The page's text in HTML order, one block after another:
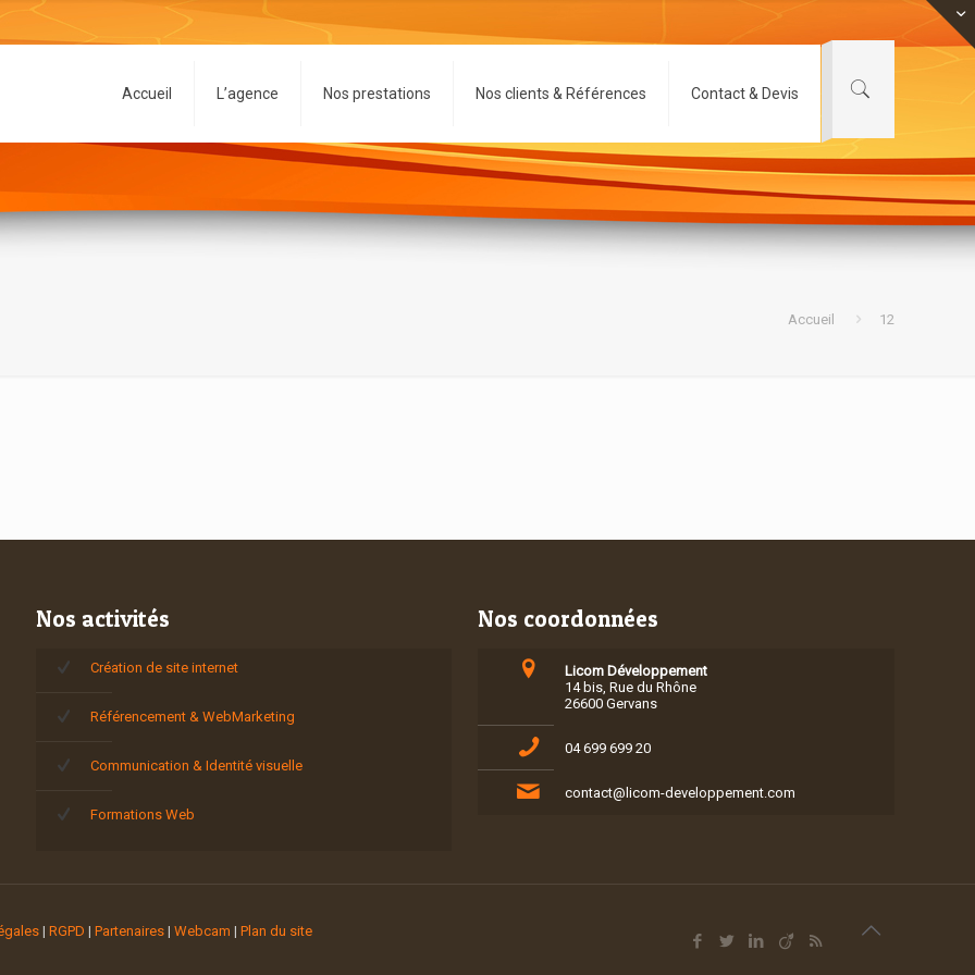
Accueil L’agence Nos prestations Nos clients & Références Contact & Devis
Accueil 12
Nos activités
Création de site internet
Référencement & WebMarketing
Communication & Identité visuelle
Formations Web
Nos coordonnées
Licom Développement
14 bis, Rue du Rhône
26600 Gervans
04 699 699 20
contact@licom-developpement.com
|RGPD |Partenaires |Webcam |Plan du site